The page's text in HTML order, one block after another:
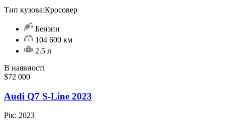
Тип кузова:Кросовер
Бензин
104 600 км
2.5 л
В наявності
$72 000
Audi Q7 S-Line 2023
Рік: 2023